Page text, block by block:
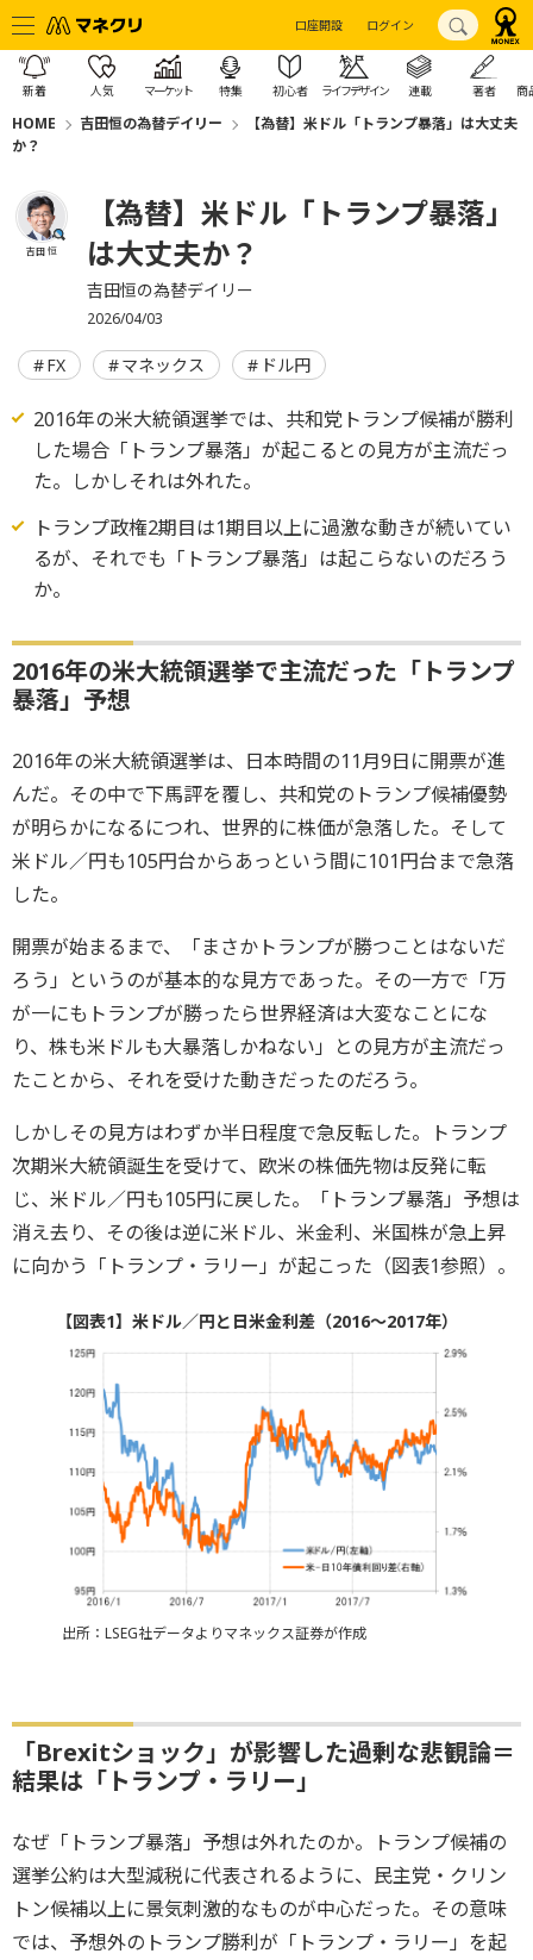
口座開設 ログイン
新着 人気 マーケット 特集 初心者 ライフデザイン 連載 著者 商
HOME 吉田恒の為替デイリー
【為替】米ドル「トランプ暴落」は大丈夫
か？
吉田 恒
【為替】米ドル「トランプ暴落」
は大丈夫か？
吉田恒の為替デイリー
2026/04/03
FX マネックス ドル円
2016年の米大統領選挙では、共和党トランプ候補が勝利
した場合「トランプ暴落」が起こるとの見方が主流だっ
た。しかしそれは外れた。
トランプ政権2期目は1期目以上に過激な動きが続いてい
るが、それでも「トランプ暴落」は起こらないのだろう
か。
2016年の米大統領選挙で主流だった「トランプ
暴落」予想
2016年の米大統領選挙は、日本時間の11月9日に開票が進
んだ。その中で下馬評を覆し、共和党のトランプ候補優勢
が明らかになるにつれ、世界的に株価が急落した。そして
米ドル／円も105円台からあっという間に101円台まで急落
した。
開票が始まるまで、「まさかトランプが勝つことはないだ
ろう」というのが基本的な見方であった。その一方で「万
が一にもトランプが勝ったら世界経済は大変なことにな
り、株も米ドルも大暴落しかねない」との見方が主流だっ
たことから、それを受けた動きだったのだろう。
しかしその見方はわずか半日程度で急反転した。トランプ
次期米大統領誕生を受けて、欧米の株価先物は反発に転
じ、米ドル／円も105円に戻した。「トランプ暴落」予想は
消え去り、その後は逆に米ドル、米金利、米国株が急上昇
に向かう「トランプ・ラリー」が起こった（図表1参照）。
【図表1】米ドル／円と日米金利差（2016～2017年）
出所：LSEG社データよりマネックス証券が作成
「Brexitショック」が影響した過剰な悲観論＝
結果は「トランプ・ラリー」
なぜ「トランプ暴落」予想は外れたのか。トランプ候補の
選挙公約は大型減税に代表されるように、民主党・クリン
トン候補以上に景気刺激的なものが中心だった。その意味
では、予想外のトランプ勝利が「トランプ・ラリー」を起